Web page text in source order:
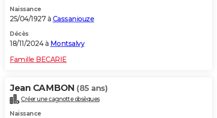
Naissance
25/04/1927 à Cassaniouze
Décès
18/11/2024 à Montsalvy
Famille BECARIE
Jean CAMBON (85 ans)
Créer une cagnotte obsèques
Naissance